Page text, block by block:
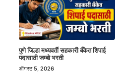
पुणे जिल्हा मध्यवर्ती सहकारी बँकेत शिपाई
पदासाठी जम्बो भरती
ऑगस्ट 5, 2026